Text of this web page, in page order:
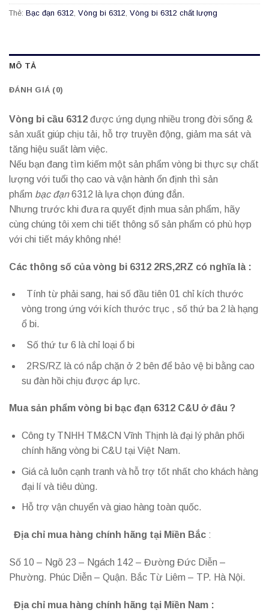
Thẻ: Bạc đạn 6312, Vòng bi 6312, Vòng bi 6312 chất lượng
MÔ TẢ
ĐÁNH GIÁ (0)
Vòng bi cầu 6312 được ứng dụng nhiều trong đời sống &
sản xuất giúp chịu tải, hỗ trợ truyền động, giảm ma sát và
tăng hiệu suất làm việc.
Nếu bạn đang tìm kiếm một sản phẩm vòng bi thực sự chất
lượng với tuổi thọ cao và vận hành ổn định thì sản
phẩm bạc đạn6312 là lựa chọn đúng đắn.
Nhưng trước khi đưa ra quyết định mua sản phẩm, hãy
cùng chúng tôi xem chi tiết thông số sản phẩm có phù hợp
với chi tiết máy không nhé!
Các thông số của vòng bi 6312 2RS,2RZ có nghĩa là :
Tính từ phải sang, hai số đầu tiên 01 chỉ kích thước
vòng trong ứng với kích thước trục , số thứ ba 2 là hạng
ổ bi.
Số thứ tư 6 là chỉ loại ổ bi
2RS/RZ là có nắp chặn ở 2 bên để bảo vệ bi bằng cao
su đàn hồi chịu được áp lực.
Mua sản phẩm vòng bi bạc đạn 6312 C&U ở đâu ?
Công ty TNHH TM&CN Vĩnh Thịnh là đại lý phân phối
chính hãng vòng bi C&U tại Việt Nam.
Giá cả luôn cạnh tranh và hỗ trợ tốt nhất cho khách hàng
đại lí và tiêu dùng.
Hỗ trợ vận chuyển và giao hàng toàn quốc.
Địa chỉ mua hàng chính hãng tại Miền Bắc :
Số 10 – Ngõ 23 – Ngách 142 – Đường Đức Diễn –
Phường. Phúc Diễn – Quận. Bắc Từ Liêm – TP. Hà Nội.
Địa chỉ mua hàng chính hãng tại Miền Nam :